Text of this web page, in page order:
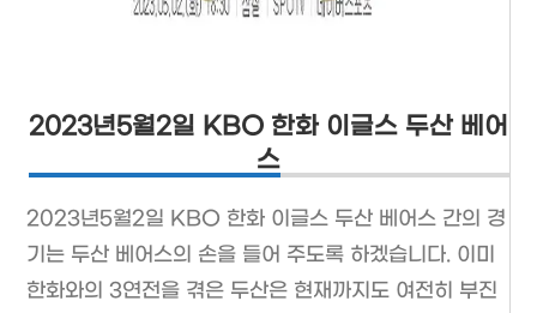
2023년5월2일 KBO 한화 이글스 두산 베어
스
2023년5월2일 KBO 한화 이글스 두산 베어스 간의 경
기는 두산 베어스의 손을 들어 주도록 하겠습니다. 이미
한화와의 3연전을 겪은 두산은 현재까지도 여전히 부진